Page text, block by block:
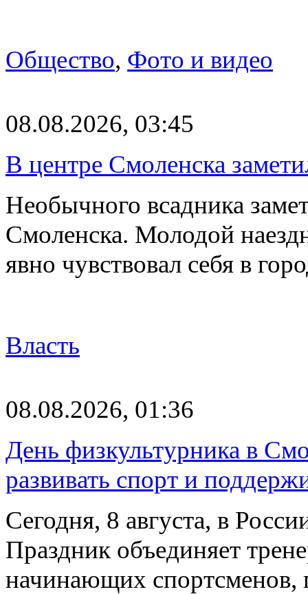
Общество, Фото и видео
08.08.2026, 03:45
В центре Смоленска
Необычного всадника
Смоленска. Молодой
явно чувствовал себя в
Власть
08.08.2026, 01:36
День физкультурника в
развивать спорт и
Сегодня, 8 августа, в
Праздник объединяет
начинающих